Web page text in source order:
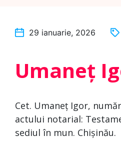
29 ianuarie, 2026
Umaneț
Cet. Umaneț Igor,
actului notarial:
sediul în mun. Chișinău.